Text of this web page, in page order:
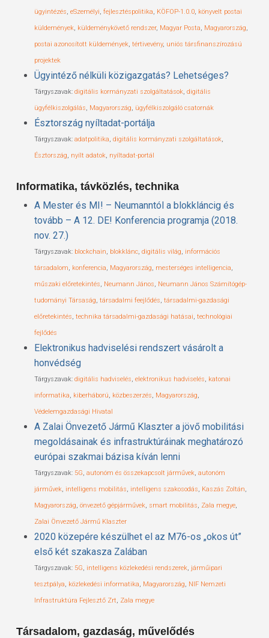
ügyintézés, eSzemélyi, fejlesztéspolitika, KÖFOP-1.0.0, könyvelt postai
küldemények, küldeménykövető rendszer, Magyar Posta, Magyarország,
postai azonosított küldemények, tértivevény, uniós társfinanszírozású
projektek
Ügyintéző nélküli közigazgatás? Lehetséges?
Tárgyszavak: digitális kormányzati szolgáltatások, digitális
ügyfélkiszolgálás, Magyarország, ügyfélkiszolgáló csatornák
Észtország nyíltadat-portálja
Tárgyszavak: adatpolitika, digitális kormányzati szolgáltatások,
Észtország, nyílt adatok, nyíltadat-portál
Informatika, távközlés, technika
A Mester és MI! – Neumanntól a blokkláncig és
tovább – A 12. DE! Konferencia programja (2018.
nov. 27.)
Tárgyszavak: blockchain, blokklánc, digitális világ, információs
társadalom, konferencia, Magyarország, mesterséges intelligencia,
műszaki előretekintés, Neumann János, Neumann János Számítógép-
tudományi Társaság, társadalmi feejlődés, társadalmi-gazdasági
előretekintés, technika társadalmi-gazdasági hatásai, technológiai
fejlődés
Elektronikus hadviselési rendszert vásárolt a
honvédség
Tárgyszavak: digitális hadviselés, elektronikus hadviselés, katonai
informatika, kiberháború, közbeszerzés, Magyarország,
Védelemgazdasági Hivatal
A Zalai Önvezető Jármű Klaszter a jövő mobilitási
megoldásainak és infrastruktúráinak meghatározó
európai szakmai bázisa kíván lenni
Tárgyszavak: 5G, autonóm és összekapcsolt járművek, autonóm
járművek, intelligens mobilitás, intelligens szakosodás, Kaszás Zoltán,
Magyarország, önvezető gépjárművek, smart mobilitás, Zala megye,
Zalai Önvezető Jármű Klaszter
2020 közepére készülhet el az M76-os „okos út”
első két szakasza Zalában
Tárgyszavak: 5G, intelligens közlekedési rendszerek, járműipari
tesztpálya, közlekedési informatika, Magyarország, NIF Nemzeti
Infrastruktúra Fejlesztő Zrt, Zala megye
Társadalom, gazdaság, művelődés